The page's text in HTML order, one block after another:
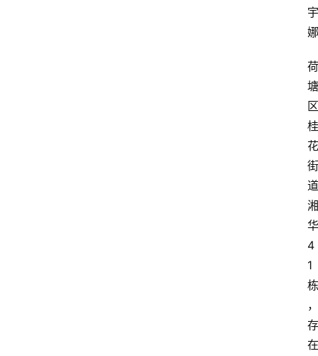
宇
娜
荷
塘
区
桂
花
街
道
湘
华
4
1
栋
，
存
在